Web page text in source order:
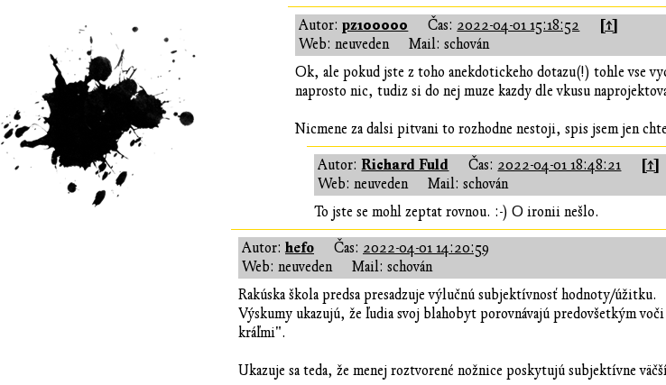
Autor:pz100000 Čas: 2022-04-01 15:18:52 [↑]
Web: neuveden
Mail: schován
Ok, ale pokud jste z toho anekdotickeho dotazu(!) tohle vse
naprosto nic, tudiz si do nej muze kazdy dle vkusu
Nicmene za dalsi pitvani to rozhodne nestoji, spis jsem jen
Autor:Richard Fuld Čas: 2022-04-01 18:48:21 [↑]
Web: neuveden
Mail: schován
To jste se mohl zeptat rovnou. :-) O ironii nešlo.
Autor:hefo Čas: 2022-04-01 14:20:59
Web: neuveden
Mail: schován
Rakúska škola predsa presadzuje výlučnú subjektívnosť hodnoty/úžitku.
Výskumy ukazujú, že ľudia svoj blahobyt porovnávajú predovšetkým
kráľmi".
Ukazuje sa teda, že menej roztvorené nožnice poskytujú subjektívne